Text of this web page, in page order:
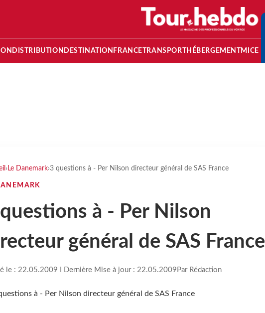
DISTRIBUTION DESTINATION FRANCETRANSPORT HÉBERGEMENTMICE
› Le Danemark›3 questions à - Per Nilson directeur général de SAS France
à - Per Nilson
général de SAS France
le : 22.05.2009 I Dernière Mise à jour : 22.05.2009 Par Rédaction